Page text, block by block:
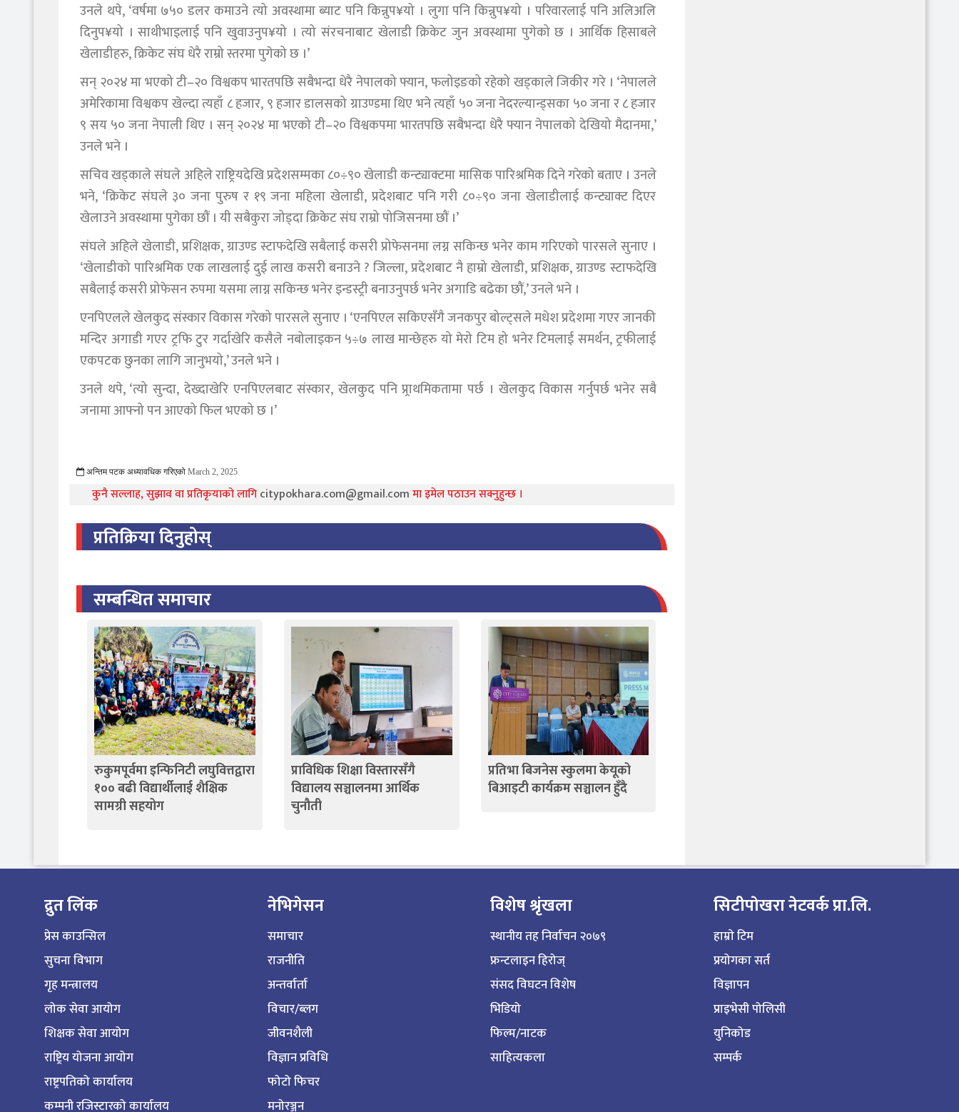
उनले थपे, ‘वर्षमा ७५० डलर कमाउने त्यो अवस्थामा ब्याट पनि किन्नुप¥यो । लुगा पनि किन्नुप¥यो । परिवारलाई पनि अलिअलि
दिनुप¥यो । साथीभाइलाई पनि खुवाउनुप¥यो । त्यो संरचनाबाट खेलाडी क्रिकेट जुन अवस्थामा पुगेको छ । आर्थिक हिसाबले
खेलाडीहरु, क्रिकेट संघ धेरै राम्रो स्तरमा पुगेको छ ।’
सन् २०२४ मा भएको टी–२० विश्वकप भारतपछि सबैभन्दा धेरै नेपालको फ्यान, फलोइङको रहेको खड्काले जिकीर गरे । ‘नेपालले
अमेरिकामा विश्वकप खेल्दा त्यहाँ ८ हजार, ९ हजार डालसको ग्राउण्डमा थिए भने त्यहाँ ५० जना नेदरल्यान्ड्सका ५० जना र ८ हजार
९ सय ५० जना नेपाली थिए । सन् २०२४ मा भएको टी–२० विश्वकपमा भारतपछि सबैभन्दा धेरै फ्यान नेपालको देखियो मैदानमा,’
उनले भने ।
सचिव खड्काले संघले अहिले राष्ट्रियदेखि प्रदेशसम्मका ८०÷९० खेलाडी कन्ट्याक्टमा मासिक पारिश्रमिक दिने गरेको बताए । उनले
भने, ‘क्रिकेट संघले ३० जना पुरुष र १९ जना महिला खेलाडी, प्रदेशबाट पनि गरी ८०÷९० जना खेलाडीलाई कन्ट्याक्ट दिएर
खेलाउने अवस्थामा पुगेका छौं । यी सबैकुरा जोड्दा क्रिकेट संघ राम्रो पोजिसनमा छौं ।’
संघले अहिले खेलाडी, प्रशिक्षक, ग्राउण्ड स्टाफदेखि सबैलाई कसरी प्रोफेसनमा लग्न सकिन्छ भनेर काम गरिएको पारसले सुनाए ।
‘खेलाडीको पारिश्रमिक एक लाखलाई दुई लाख कसरी बनाउने ? जिल्ला, प्रदेशबाट नै हाम्रो खेलाडी, प्रशिक्षक, ग्राउण्ड स्टाफदेखि
सबैलाई कसरी प्रोफेसन रुपमा यसमा लाग्न सकिन्छ भनेर इन्डस्ट्री बनाउनुपर्छ भनेर अगाडि बढेका छौं,’ उनले भने ।
एनपिएलले खेलकुद संस्कार विकास गरेको पारसले सुनाए । ‘एनपिएल सकिएसँगै जनकपुर बोल्ट्सले मधेश प्रदेशमा गएर जानकी
मन्दिर अगाडी गएर ट्रफि टुर गर्दाखेरि कसैले नबोलाइकन ५÷७ लाख मान्छेहरु यो मेरो टिम हो भनेर टिमलाई समर्थन, ट्रफीलाई
एकपटक छुनका लागि जानुभयो,’ उनले भने ।
उनले थपे, ‘त्यो सुन्दा, देख्दाखेरि एनपिएलबाट संस्कार, खेलकुद पनि प्र्राथमिकतामा पर्छ । खेलकुद विकास गर्नुपर्छ भनेर सबै
जनामा आफ्नो पन आएको फिल भएको छ ।’
अन्तिम पटक अध्यावधिक गरिएको March 2, 2025
कुनै सल्लाह, सुझाव वा प्रतिकृयाको लागिcitypokhara.com@gmail.comमा इमेल पठाउन सक्नुहुन्छ ।
प्रतिक्रिया दिनुहोस्
सम्बन्धित समाचार
रुकुमपूर्वमा इन्फिनिटी लघुवित्तद्वारा
१०० बढी विद्यार्थीलाई शैक्षिक
सामग्री सहयोग
प्राविधिक शिक्षा विस्तारसँगै
विद्यालय सञ्चालनमा आर्थिक
चुनौती
प्रतिभा बिजनेस स्कुलमा केयूको
बिआइटी कार्यक्रम सञ्चालन हुँदै
द्रुत लिंक
प्रेस काउन्सिल
सुचना विभाग
गृह मन्त्रालय
लोक सेवा आयोग
शिक्षक सेवा आयोग
राष्ट्रिय योजना आयोग
राष्ट्रपतिको कार्यालय
कम्पनी रजिस्टारको कार्यालय
नेभिगेसन
समाचार
राजनीति
अन्तर्वार्ता
विचार/ब्लग
जीवनशैली
विज्ञान प्रविधि
फोटो फिचर
मनोरञ्जन
विशेष श्रृंखला
स्थानीय तह निर्वाचन २०७९
फ्रन्टलाइन हिरोज्
संसद विघटन विशेष
भिडियो
फिल्म/नाटक
साहित्यकला
सिटीपाेखरा नेटवर्क प्रा.लि.
हाम्राे टिम
प्रयोगका सर्त
विज्ञापन
प्राइभेसी पोलिसी
युनिकोड
सम्पर्क